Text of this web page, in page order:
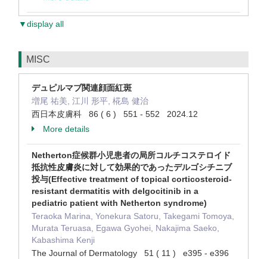
▼display all
MISC
デュピルマブ関連顔面紅斑
増尾 祐美, 江川 形平, 椛島 健治
西日本皮膚科 86 ( 6 ) 551 - 552 2024.12
More details
Netherton症候群小児患者の局所コルチコステロイド
抵抗性皮膚炎に対して効果的であったデルゴシチニブ
投与(Effective treatment of topical corticosteroid-
resistant dermatitis with delgocitinib in a
pediatric patient with Netherton syndrome)
Teraoka Marina, Yonekura Satoru, Takegami Tomoya,
Murata Teruasa, Egawa Gyohei, Nakajima Saeko,
Kabashima Kenji
The Journal of Dermatology 51 ( 11 ) e395 - e396